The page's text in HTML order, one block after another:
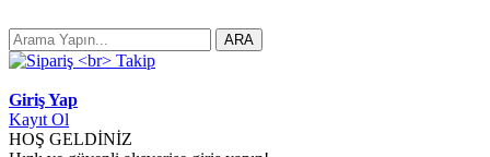
ARA
Giriş Yap
Kayıt Ol
HOŞ GELDİNİZ